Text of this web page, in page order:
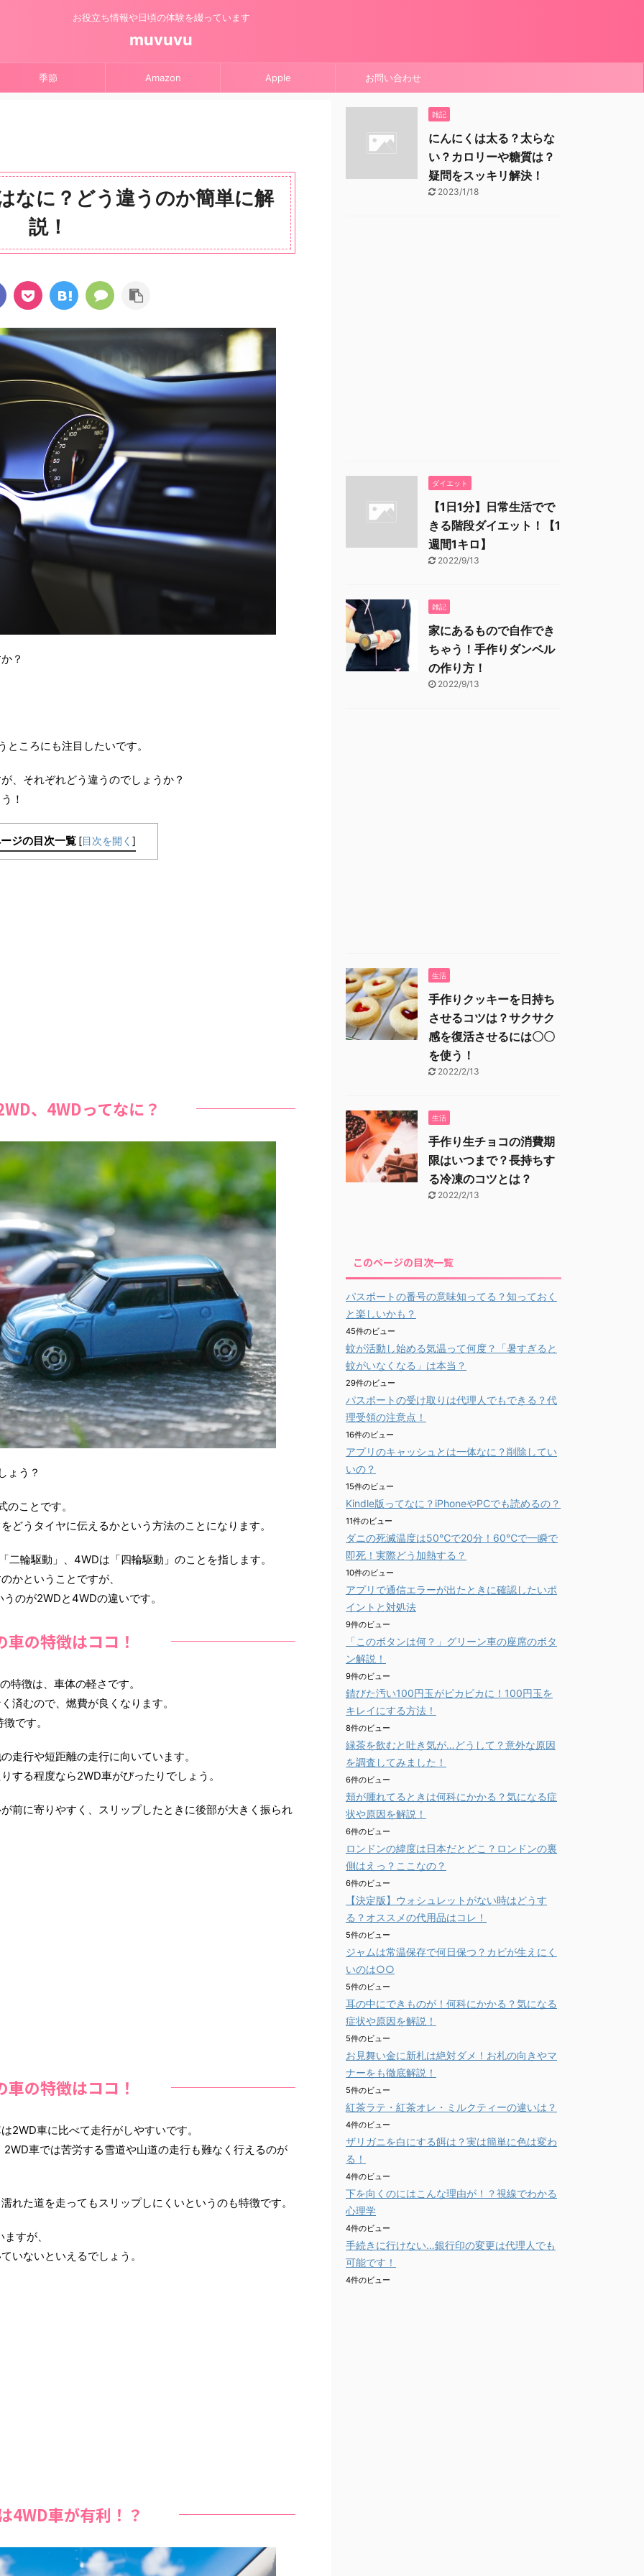
お役立ち情報や日頃の体験を綴っています
muvuvu
季節 Amazon Apple お問い合わせ
なに？どう違うのか簡単に解
説！
？
ころにも注目したいです。
、それぞれどう違うのでしょうか？
！
ジの目次一覧 [目次を開く ]
、4WDってなに？
ょう？
ことです。
どうタイヤに伝えるかという方法のことになります。
輪駆動」、4WDは「四輪駆動」のことを指します。
かということですが、
のが2WDと4WDの違いです。
車の特徴はココ！
特徴は、車体の軽さです。
済むので、燃費が良くなります。
です。
走行や短距離の走行に向いています。
する程度なら2WD車がぴったりでしょう。
前に寄りやすく、スリップしたときに後部が大きく振られ
車の特徴はココ！
2WD車に比べて走行がしやすいです。
車では苦労する雪道や山道の走行も難なく行えるのが
れた道を走ってもスリップしにくいというのも特徴です。
すが、
いないといえるでしょう。
4WD車が有利！？
雑記
にんにくは太る？太らな
い？カロリーや糖質は？
疑問をスッキリ解決！
2023/1/18
ダイエット
【1日1分】日常生活でで
きる階段ダイエット！【1
週間1キロ】
2022/9/13
雑記
家にあるもので自作でき
ちゃう！手作りダンベル
の作り方！
2022/9/13
生活
手作りクッキーを日持ち
させるコツは？サクサク
感を復活させるには〇〇
を使う！
2022/2/13
生活
手作り生チョコの消費期
限はいつまで？長持ちす
る冷凍のコツとは？
2022/2/13
このページの目次一覧
パスポートの番号の意味知ってる？知っておく
と楽しいかも？
45件のビュー
蚊が活動し始める気温って何度？「暑すぎると
蚊がいなくなる」は本当？
29件のビュー
パスポートの受け取りは代理人でもできる？代
理受領の注意点！
16件のビュー
アプリのキャッシュとは一体なに？削除してい
いの？
15件のビュー
Kindle版ってなに？iPhoneやPCでも読めるの？
11件のビュー
ダニの死滅温度は50℃で20分！60℃で一瞬で
即死！実際どう加熱する？
10件のビュー
アプリで通信エラーが出たときに確認したいポ
イントと対処法
9件のビュー
「このボタンは何？」グリーン車の座席のボタ
ン解説！
9件のビュー
錆びた汚い100円玉がピカピカに！100円玉を
キレイにする方法！
8件のビュー
緑茶を飲むと吐き気が…どうして？意外な原因
を調査してみました！
6件のビュー
頬が腫れてるときは何科にかかる？気になる症
状や原因を解説！
6件のビュー
ロンドンの緯度は日本だとどこ？ロンドンの裏
側はえっ？ここなの？
6件のビュー
【決定版】ウォシュレットがない時はどうす
る？オススメの代用品はコレ！
5件のビュー
ジャムは常温保存で何日保つ？カビが生えにく
いのは○○
5件のビュー
耳の中にできものが！何科にかかる？気になる
症状や原因を解説！
5件のビュー
お見舞い金に新札は絶対ダメ！お札の向きやマ
ナーをも徹底解説！
5件のビュー
紅茶ラテ・紅茶オレ・ミルクティーの違いは？
4件のビュー
ザリガニを白にする餌は？実は簡単に色は変わ
る！
4件のビュー
下を向くのにはこんな理由が！？視線でわかる
心理学
4件のビュー
手続きに行けない…銀行印の変更は代理人でも
可能です！
4件のビュー